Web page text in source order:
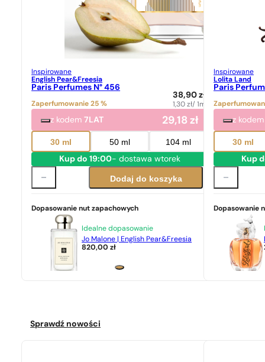
Inspirowane
English Pear&Freesia
Paris Perfumes N° 456
Zaperfumowanie 25 %
38,90zł
1,30zł/ 1ml
z kodem7LAT 29,18zł
30 ml 50 ml 104 ml
Kup do 19:00- dostawa wtorek
Dodaj do koszyka
Dopasowanie nut zapachowych
Idealne dopasowanie
Jo Malone | English Pear&Freesia
820,00zł
Inspirowane
Lolita Land
Paris
z
30 ml
Kup
Dopasowanie
Sprawdź nowości